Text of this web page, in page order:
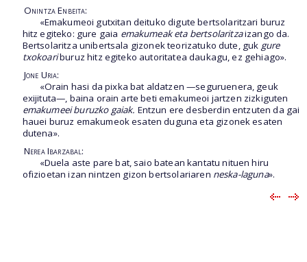
Onintza Enbeita:
«Emakumeoi gutxitan deituko digute bertsolaritzari buruz
hitz egiteko: gure gaia emakumeak eta bertsolaritzaizango da.
Bertsolaritza unibertsala gizonek teorizatuko dute, guk gure
txokoariburuz hitz egiteko autoritatea daukagu, ez gehiago».
Jone Uria:
«Orain hasi da pixka bat aldatzen —seguruenera, geuk
exijituta—, baina orain arte beti emakumeoi jartzen zizkiguten
emakumeei buruzko gaiak. Entzun ere desberdin entzuten da gai
hauei buruz emakumeok esaten duguna eta gizonek esaten
dutena».
Nerea Ibarzabal:
«Duela aste pare bat, saio batean kantatu nituen hiru
ofizioetan izan nintzen gizon bertsolariaren neska-laguna».